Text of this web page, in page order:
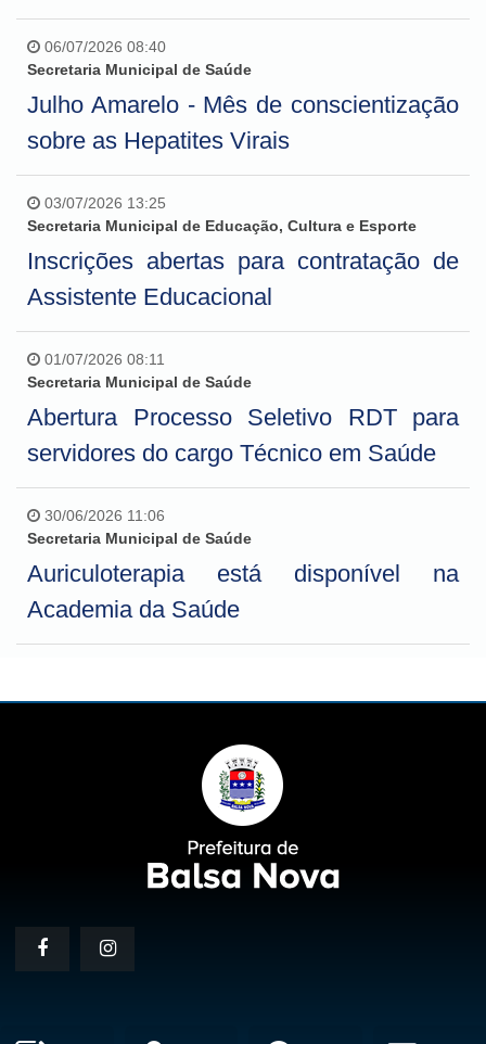
06/07/2026 08:40
Secretaria Municipal de Saúde
Julho Amarelo - Mês de conscientização
sobre as Hepatites Virais
03/07/2026 13:25
Secretaria Municipal de Educação, Cultura e Esporte
Inscrições abertas para contratação de
Assistente Educacional
01/07/2026 08:11
Secretaria Municipal de Saúde
Abertura Processo Seletivo RDT para
servidores do cargo Técnico em Saúde
30/06/2026 11:06
Secretaria Municipal de Saúde
Auriculoterapia está disponível na
Academia da Saúde